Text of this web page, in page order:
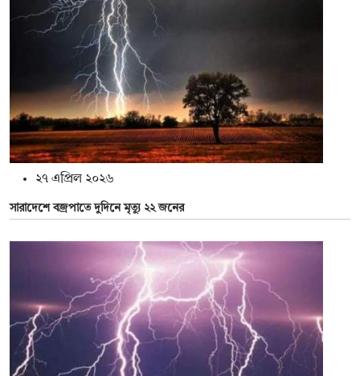
২৭ এপ্রিল ২০২৬
সারাদেশে বজ্রপাতে দুদিনে মৃত্যু ২২ জনের